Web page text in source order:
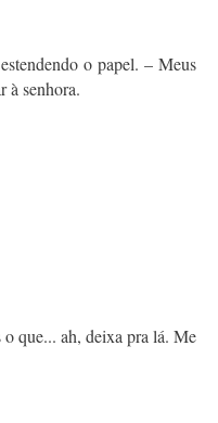
o papel. – Meus
à senhora.
que... ah, deixa pra lá. Me